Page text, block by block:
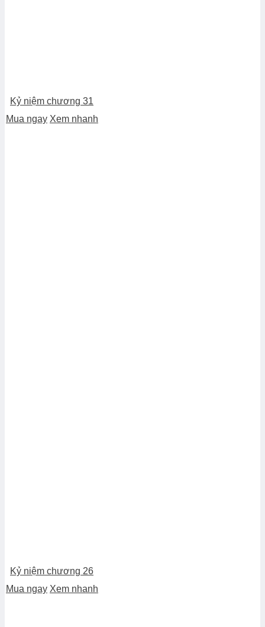
Kỷ niệm chương 31
Mua ngay Xem nhanh
Kỷ niệm chương 26
Mua ngay Xem nhanh